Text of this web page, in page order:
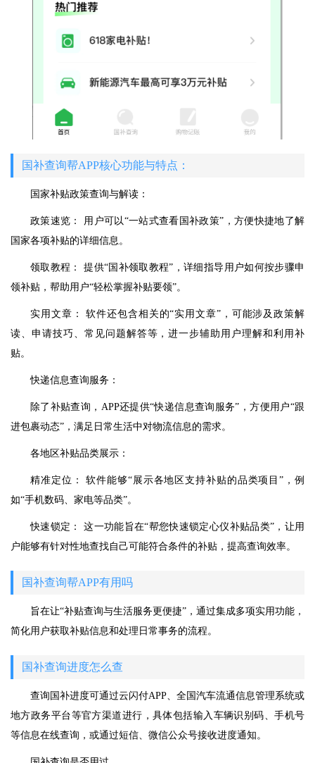
国补查询帮APP核心功能与特点：
国家补贴政策查询与解读：
政策速览： 用户可以“一站式查看国补政策”，方便快捷地了解
国家各项补贴的详细信息。
领取教程： 提供“国补领取教程”，详细指导用户如何按步骤申
领补贴，帮助用户“轻松掌握补贴要领”。
实用文章： 软件还包含相关的“实用文章”，可能涉及政策解
读、申请技巧、常见问题解答等，进一步辅助用户理解和利用补
贴。
快递信息查询服务：
除了补贴查询，APP还提供“快递信息查询服务”，方便用户“跟
进包裹动态”，满足日常生活中对物流信息的需求。
各地区补贴品类展示：
精准定位： 软件能够“展示各地区支持补贴的品类项目”，例
如“手机数码、家电等品类”。
快速锁定： 这一功能旨在“帮您快速锁定心仪补贴品类”，让用
户能够有针对性地查找自己可能符合条件的补贴，提高查询效率。
国补查询帮APP有用吗
旨在让“补贴查询与生活服务更便捷”，通过集成多项实用功能，
简化用户获取补贴信息和处理日常事务的流程。
国补查询进度怎么查
查询国补进度可通过云闪付APP、全国汽车流通信息管理系统或
地方政务平台等官方渠道进行，具体包括输入车辆识别码、手机号
等信息在线查询，或通过短信、微信公众号接收进度通知。